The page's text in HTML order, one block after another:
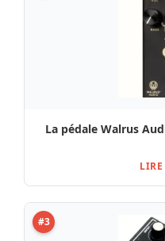
La pédale Walrus
#3